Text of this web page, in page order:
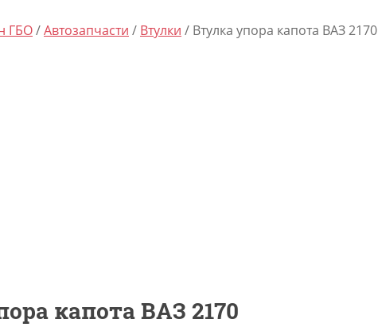
ГБО/Автозапчасти / Втулки / Втулка упора капота ВАЗ 2170
капота ВАЗ 2170